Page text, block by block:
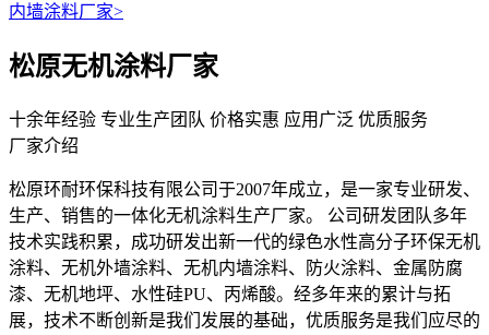
内墙涂料厂家>
松原无机涂料厂家
十余年经验 专业生产团队 价格实惠 应用广泛 优质服务
厂家介绍
松原环耐环保科技有限公司于2007年成立，是一家专业研发、
生产、销售的一体化无机涂料生产厂家。 公司研发团队多年
技术实践积累，成功研发出新一代的绿色水性高分子环保无机
涂料、无机外墙涂料、无机内墙涂料、防火涂料、金属防腐
漆、无机地坪、水性硅PU、丙烯酸。经多年来的累计与拓
展，技术不断创新是我们发展的基础，优质服务是我们应尽的